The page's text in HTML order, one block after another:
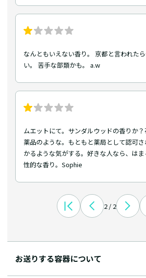
なんともいえない香り。 京都と言われた
い。 苦手な部類かも。 a.w
ムエットにて。サンダルウッドの香りか？
薬品のような。もともと薬局として認可
かるような気がする。好きな人なら、は
性的な香り。Sophie
2 / 2
お送りする容器について